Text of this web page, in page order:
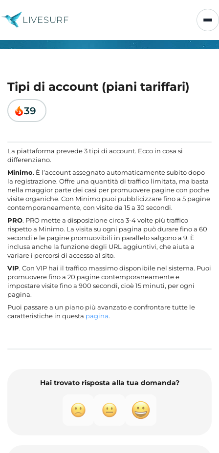
LIVESURF
Tipi di account (piani tariffari)
39
La piattaforma prevede 3 tipi di account. Ecco in cosa si
differenziano.
Minimo. È l’account assegnato automaticamente subito dopo
la registrazione. Offre una quantità di traffico limitata, ma basta
nella maggior parte dei casi per promuovere pagine con poche
visite organiche. Con Minimo puoi pubblicizzare fino a 5 pagine
contemporaneamente, con visite da 15 a 30 secondi.
PRO. PRO mette a disposizione circa 3-4 volte più traffico
rispetto a Minimo. La visita su ogni pagina può durare fino a 60
secondi e le pagine promuovibili in parallelo salgono a 9. È
inclusa anche la funzione degli URL aggiuntivi, che aiuta a
variare i percorsi di accesso al sito.
VIP. Con VIP hai il traffico massimo disponibile nel sistema. Puoi
promuovere fino a 20 pagine contemporaneamente e
impostare visite fino a 900 secondi, cioè 15 minuti, per ogni
pagina.
Puoi passare a un piano più avanzato e confrontare tutte le
caratteristiche in questa pagina.
Hai trovato risposta alla tua domanda?